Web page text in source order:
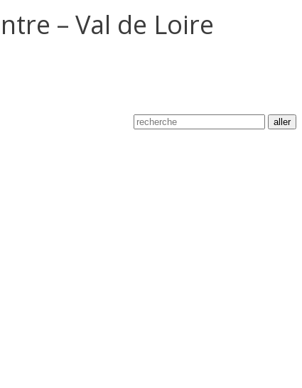
– Val de Loire